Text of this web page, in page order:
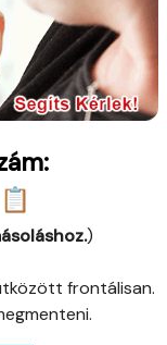
)
frontálisan.